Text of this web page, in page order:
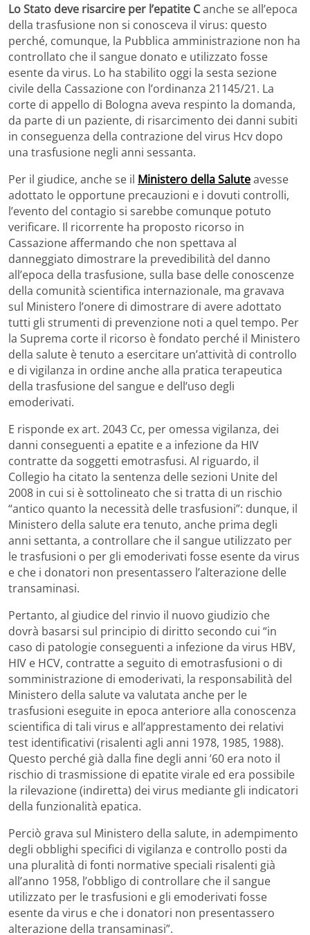
Lo Stato deve risarcire per l’epatite Canche se all’epoca
della trasfusione non si conosceva il virus: questo
perché, comunque, la Pubblica amministrazione non ha
controllato che il sangue donato e utilizzato fosse
esente da virus. Lo ha stabilito oggi la sesta sezione
civile della Cassazione con l’ordinanza 21145/21. La
corte di appello di Bologna aveva respinto la domanda,
da parte di un paziente, di risarcimento dei danni subiti
in conseguenza della contrazione del virus Hcv dopo
una trasfusione negli anni sessanta.
Per il giudice, anche se il Ministero della Saluteavesse
adottato le opportune precauzioni e i dovuti controlli,
l’evento del contagio si sarebbe comunque potuto
verificare. Il ricorrente ha proposto ricorso in
Cassazione affermando che non spettava al
danneggiato dimostrare la prevedibilità del danno
all’epoca della trasfusione, sulla base delle conoscenze
della comunità scientifica internazionale, ma gravava
sul Ministero l’onere di dimostrare di avere adottato
tutti gli strumenti di prevenzione noti a quel tempo. Per
la Suprema corte il ricorso è fondato perché il Ministero
della salute è tenuto a esercitare un’attività di controllo
e di vigilanza in ordine anche alla pratica terapeutica
della trasfusione del sangue e dell’uso degli
emoderivati.
E risponde ex art. 2043 Cc, per omessa vigilanza, dei
danni conseguenti a epatite e a infezione da HIV
contratte da soggetti emotrasfusi. Al riguardo, il
Collegio ha citato la sentenza delle sezioni Unite del
2008 in cui si è sottolineato che si tratta di un rischio
“antico quanto la necessità delle trasfusioni”: dunque, il
Ministero della salute era tenuto, anche prima degli
anni settanta, a controllare che il sangue utilizzato per
le trasfusioni o per gli emoderivati fosse esente da virus
e che i donatori non presentassero l’alterazione delle
transaminasi.
Pertanto, al giudice del rinvio il nuovo giudizio che
dovrà basarsi sul principio di diritto secondo cui “in
caso di patologie conseguenti a infezione da virus HBV,
HIV e HCV, contratte a seguito di emotrasfusioni o di
somministrazione di emoderivati, la responsabilità del
Ministero della salute va valutata anche per le
trasfusioni eseguite in epoca anteriore alla conoscenza
scientifica di tali virus e all’apprestamento dei relativi
test identificativi (risalenti agli anni 1978, 1985, 1988).
Questo perché già dalla fine degli anni ’60 era noto il
rischio di trasmissione di epatite virale ed era possibile
la rilevazione (indiretta) dei virus mediante gli indicatori
della funzionalità epatica.
Perciò grava sul Ministero della salute, in adempimento
degli obblighi specifici di vigilanza e controllo posti da
una pluralità di fonti normative speciali risalenti già
all’anno 1958, l’obbligo di controllare che il sangue
utilizzato per le trasfusioni e gli emoderivati fosse
esente da virus e che i donatori non presentassero
alterazione della transaminasi”.